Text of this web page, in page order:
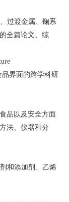
过渡金属、镧系
全篇论文、综
界面的跨学科研
品以及安全方面
法、仪器和分
和添加剂、乙烯